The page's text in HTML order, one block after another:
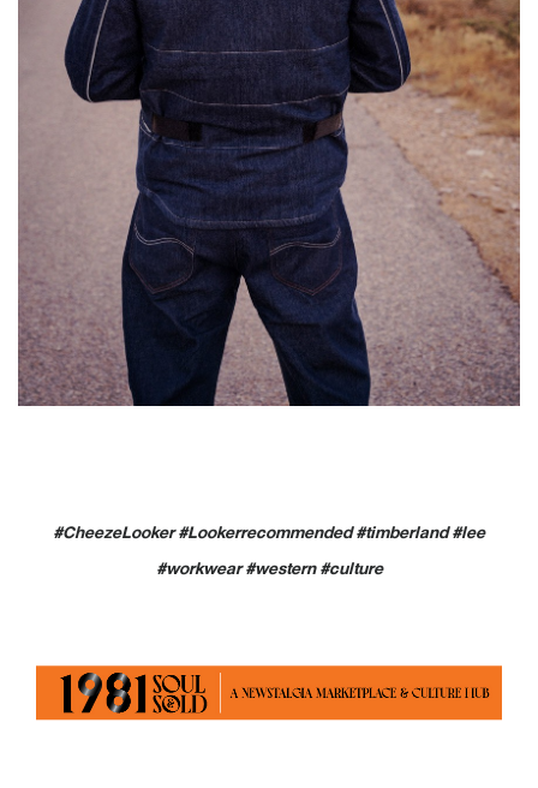
#CheezeLooker #Lookerrecommended #timberland #lee
#workwear #western #culture